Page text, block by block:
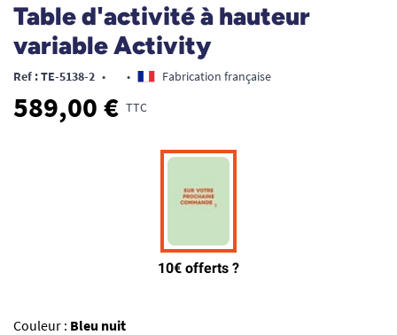
Table d'activité à hauteur
variable Activity
Ref : TE-5138-2 • • Fabrication française
589,00 € TTC
Couleur : Bleu nuit